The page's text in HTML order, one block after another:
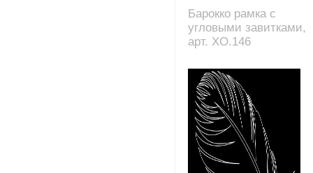
Барокко рамка с
угловыми завитками,
арт. XO.146